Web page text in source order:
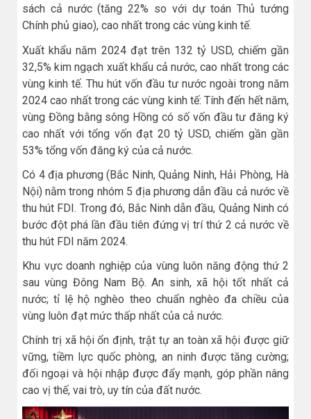
sách cả nước (tăng 22% so với dự toán Thủ tướng
Chính phủ giao), cao nhất trong các vùng kinh tế.
Xuất khẩu năm 2024 đạt trên 132 tỷ USD, chiếm gần
32,5% kim ngạch xuất khẩu cả nước, cao nhất trong các
vùng kinh tế. Thu hút vốn đầu tư nước ngoài trong năm
2024 cao nhất trong các vùng kinh tế: Tính đến hết năm,
vùng Đồng bằng sông Hồng có số vốn đầu tư đăng ký
cao nhất với tổng vốn đạt 20 tỷ USD, chiếm gần gần
53% tổng vốn đăng ký của cả nước.
Có 4 địa phương (Bắc Ninh, Quảng Ninh, Hải Phòng, Hà
Nội) nằm trong nhóm 5 địa phương dẫn đầu cả nước về
thu hút FDI. Trong đó, Bắc Ninh dẫn đầu, Quảng Ninh có
bước đột phá lần đầu tiên đứng vị trí thứ 2 cả nước về
thu hút FDI năm 2024.
Khu vực doanh nghiệp của vùng luôn năng động thứ 2
sau vùng Đông Nam Bộ. An sinh, xã hội tốt nhất cả
nước; tỉ lệ hộ nghèo theo chuẩn nghèo đa chiều của
vùng luôn đạt mức thấp nhất của cả nước.
Chính trị xã hội ổn định, trật tự an toàn xã hội được giữ
vững, tiềm lực quốc phòng, an ninh được tăng cường;
đối ngoại và hội nhập được đẩy mạnh, góp phần nâng
cao vị thế, vai trò, uy tín của đất nước.